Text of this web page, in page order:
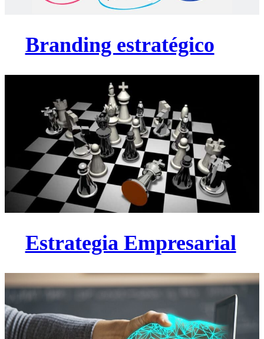
Branding estratégico
Estrategia Empresarial